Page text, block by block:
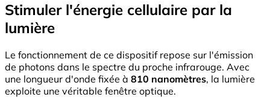
Stimuler l'énergie cellulaire par la
lumière
Le fonctionnement de ce dispositif repose sur l'émission
de photons dans le spectre du proche infrarouge. Avec
une longueur d'onde fixée à 810 nanomètres, la lumière
exploite une véritable fenêtre optique.